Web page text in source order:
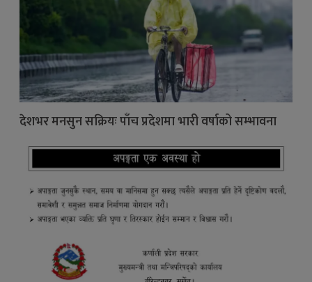
देशभर मनसुन सक्रियः पाँच प्रदेशमा भारी वर्षाको सम्भावना